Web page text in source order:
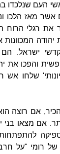
העם שנלכדו בה
אשר מאז הלכו
את רגלי הרוח
המכוונות
ישראל. הם
והפכו את
שלחו
אם רוצה
אם מצאו בני
רומי "על